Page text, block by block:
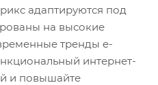
адаптируются под
на высокие
тренды e-
интернет-
и повышайте